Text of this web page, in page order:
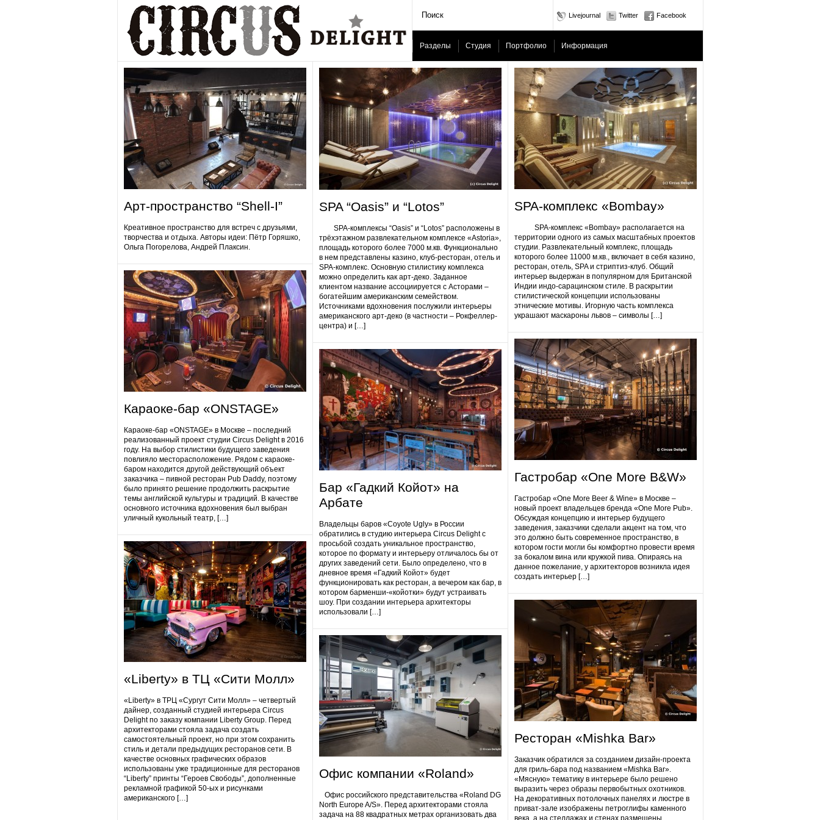
Livejournal Twitter Facebook
Разделы Студия Портфолио Информация
Арт-пространство “Shell-I”
Креативное пространство для встреч с друзьями,
творчества и отдыха. Авторы идеи: Пётр Горяшко,
Ольга Погорелова, Андрей Плаксин.
Караоке-бар «ONSTAGE»
Караоке-бар «ONSTAGE» в Москве – последний
реализованный проект студии Circus Delight в 2016
году. На выбор стилистики будущего заведения
повлияло месторасположение. Рядом с караоке-
баром находится другой действующий объект
заказчика – пивной ресторан Pub Daddy​, поэтому
было принято решение продолжить раскрытие
темы английской культуры и традиций. В качестве
основного источника вдохновения был выбран
уличный кукольный театр, […]
«Liberty» в ТЦ «Сити Молл»
«Liberty» в ТРЦ «Сургут Сити Молл» – четвертый
дайнер, созданный студией интерьера Circus
Delight по заказу компании Liberty Group. Перед
архитекторами стояла задача создать
самостоятельный проект, но при этом сохранить
стиль и детали предыдущих ресторанов сети. В
качестве основных графических образов
использованы уже традиционные для ресторанов
“Liberty” принты “Героев Свободы”, дополненные
рекламной графикой 50-ых и рисунками
американского […]
SPA “Oasis” и “Lotos”
SPA-комплексы “Oasis” и “Lotos” расположены в
трёхэтажном развлекательном комплексе «Astoria»,
площадь которого более 7000 м.кв. Функционально
в нем представлены казино, клуб-ресторан, отель и
SPA-комплекс. Основную стилистику комплекса
можно определить как арт-деко. Заданное
клиентом название ассоциируется с Асторами –
богатейшим американским семейством.
Источниками вдохновения послужили интерьеры
американского арт-деко (в частности – Рокфеллер-
центра) и […]
Бар «Гадкий Койот» на
Арбате
Владельцы баров «Coyote Ugly» в России
обратились в студию интерьера Circus Delight с
просьбой создать уникальное пространство,
которое по формату и интерьеру отличалось бы от
других заведений сети. Было определено, что в
дневное время «Гадкий Койот» будет
функционировать как ресторан, а вечером как бар, в
котором барменши-«койотки» будут устраивать
шоу. При создании интерьера архитекторы
использовали […]
Офис компании «Roland»
Офис российского представительства «Roland DG
North Europe A/S». Перед архитекторами стояла
задача на 88 квадратных метрах организовать два
SPA-комплекс «Bombay»
SPA-комплекс «Bombay» располагается на
территории одного из самых масштабных проектов
студии. Развлекательный комплекс, площадь
которого более 11000 м.кв., включает в себя казино,
ресторан, отель, SPA и стриптиз-клуб. Общий
интерьер выдержан в популярном для Британской
Индии индо-сарацинском стиле. В раскрытии
стилистической концепции использованы
этнические мотивы. Игорную часть комплекса
украшают маскароны львов – символы […]
Гастробap «One More B&W»
Гастробap «One More Beer & Wine» в Москве –
новый проект владельцев бренда «One More Pub».
Обсуждая концепцию и интерьер будущего
заведения, заказчики сделали акцент на том, что
это должно быть современное пространство, в
котором гости могли бы комфортно провести время
за бокалом вина или кружкой пива. Опираясь на
данное пожелание, у архитекторов возникла идея
создать интерьер […]
Ресторан «Mishka Bar»
Заказчик обратился за созданием дизайн-проекта
для гриль-бара под названием «Mishka Bar».
«Мясную» тематику в интерьере было решено
выразить через образы первобытных охотников.
На декоративных потолочных панелях и люстре в
приват-зале изображены петроглифы каменного
века, а на стеллажах и стенах размещены